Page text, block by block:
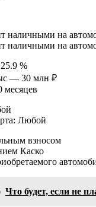
наличными на
наличными на
%
— 30 млн ₽
Любой
взносом
Каско
Что будет, если не